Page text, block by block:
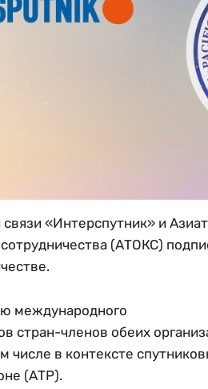
«Интерспутник» и
(АТОКС)
международного
стран-членов обеих
числе в контексте
(АТР).